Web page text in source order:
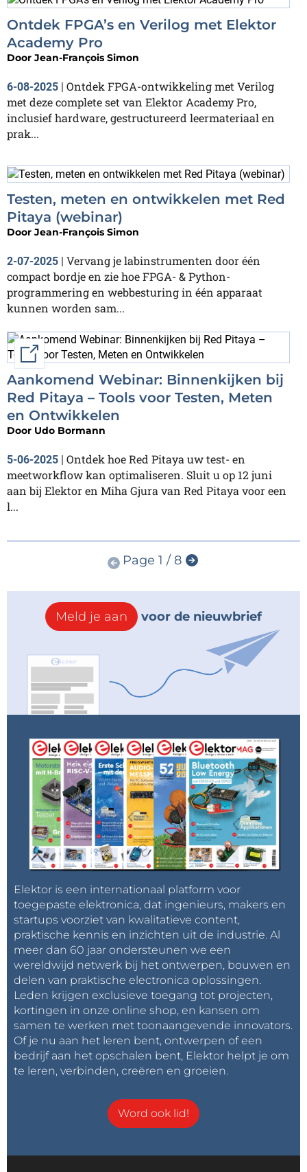
Ontdek FPGA’s en Verilog met Elektor
Academy Pro
Door Jean-François Simon
6-08-2025
Ontdek FPGA-ontwikkeling met Verilog
met deze complete set van Elektor Academy Pro,
inclusief hardware, gestructureerd leermateriaal en
prak...
Testen, meten en ontwikkelen met Red
Pitaya (webinar)
Door Jean-François Simon
2-07-2025 | Vervang je labinstrumenten door één
compact bordje en zie hoe FPGA- & Python-
programmering en webbesturing in één apparaat
kunnen worden sam...
External link
Aankomend Webinar: Binnenkijken bij
Red Pitaya – Tools voor Testen, Meten
en Ontwikkelen
Door Udo Bormann
5-06-2025 | Ontdek hoe Red Pitaya uw test- en
meetworkflow kan optimaliseren. Sluit u op 12 juni
aan bij Elektor en Miha Gjura van Red Pitaya voor een
l...
Page 1 / 8
Meld je aan voor de nieuwbrief
Elektor is een internationaal platform voor
toegepaste elektronica, dat ingenieurs, makers en
startups voorziet van kwalitatieve content,
praktische kennis en inzichten uit de industrie. Al
meer dan 60 jaar ondersteunen we een
wereldwijd netwerk bij het ontwerpen, bouwen en
delen van praktische electronica oplossingen.
Leden krijgen exclusieve toegang tot projecten,
kortingen in onze online shop, en kansen om
samen te werken met toonaangevende innovators.
Of je nu aan het leren bent, ontwerpen of een
bedrijf aan het opschalen bent, Elektor helpt je om
te leren, verbinden, creëren en groeien.
Word ook lid!